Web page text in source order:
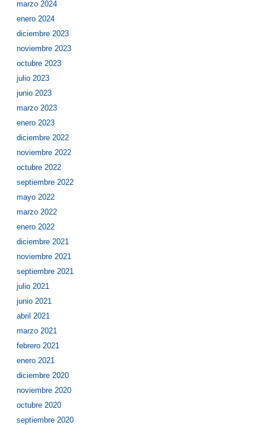
marzo 2024
enero 2024
diciembre 2023
noviembre 2023
octubre 2023
julio 2023
junio 2023
marzo 2023
enero 2023
diciembre 2022
noviembre 2022
octubre 2022
septiembre 2022
mayo 2022
marzo 2022
enero 2022
diciembre 2021
noviembre 2021
septiembre 2021
julio 2021
junio 2021
abril 2021
marzo 2021
febrero 2021
enero 2021
diciembre 2020
noviembre 2020
octubre 2020
septiembre 2020